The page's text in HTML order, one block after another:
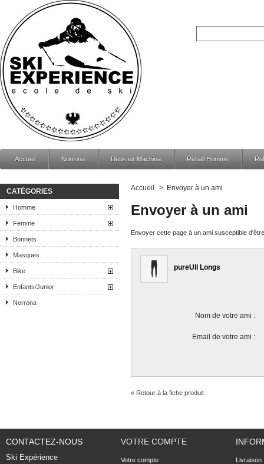
Accueil Norrona Deus ex Machina Rehall Homme
CATÉGORIES
Homme
Femme
Bonnets
Masques
Bike
Enfants/Junior
Norrona
Accueil > Envoyer à un ami
Envoyer à un ami
Envoyer cette page à un ami susceptible
pureUll Longs
Nom de votre ami :
Email de votre ami :
« Retour à la fiche produit
CONTACTEZ-NOUS
Ski Expérience
VOTRE COMPTE
Votre compte Livraison